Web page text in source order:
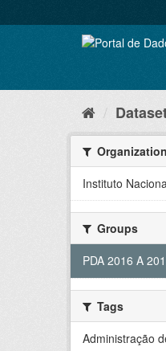
to
Instituto
Groups
PDA 2016 A
Tags
Administração